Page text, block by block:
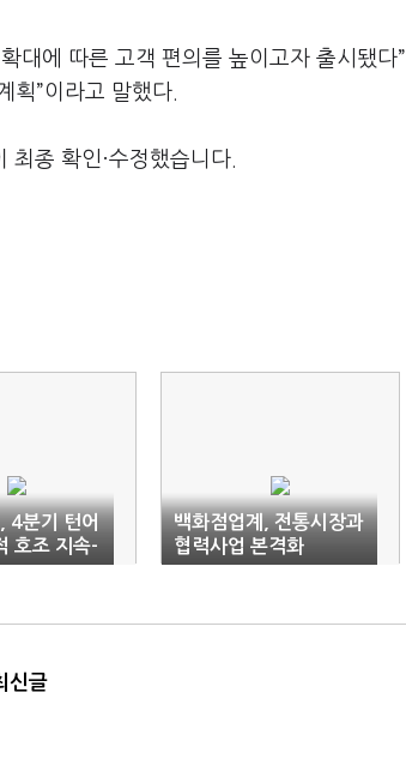
대에 따른 고객 편의를 높이고자 출시됐다”
획”이라고 말했다.
종 확인·수정했습니다.
4분기 턴어
호조 지속-
백화점업계, 전통시장과
협력사업 본격화
신글